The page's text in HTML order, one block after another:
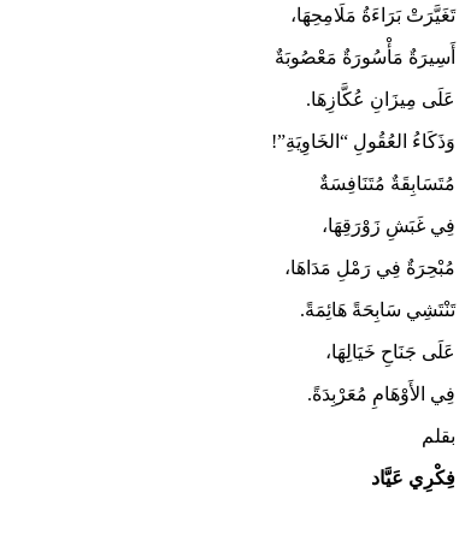
تَغَيَّرَتْ بَرَاءَةُ مَلَامِحِهَا،
أَسِيرَةٌ مَأْسُورَةٌ مَعْصُوبَةٌ
عَلَى مِيزَانِ عُكَّازِهَا.
وَذَكَاءُ العُقُولِ “الخَاوِيَةِ”!
مُتَسَابِقَةٌ مُتَنَافِسَةٌ
فِي غَبَشِ زَوْرَقِهَا،
مُبْحِرَةٌ فِي رَمْلِ مَدَاهَا،
تَنْتَشِي سَابِحَةً هَائِمَةً.
عَلَى جَنَاحِ خَيَالِهَا،
فِي الأَوْهَامِ مُعَرْبِدَةً.
بقلم
فِكْرِي عَيَّاد